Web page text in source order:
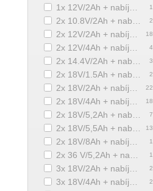
1
2
18
4
3
2
22
18
7
13
1
1
2
2